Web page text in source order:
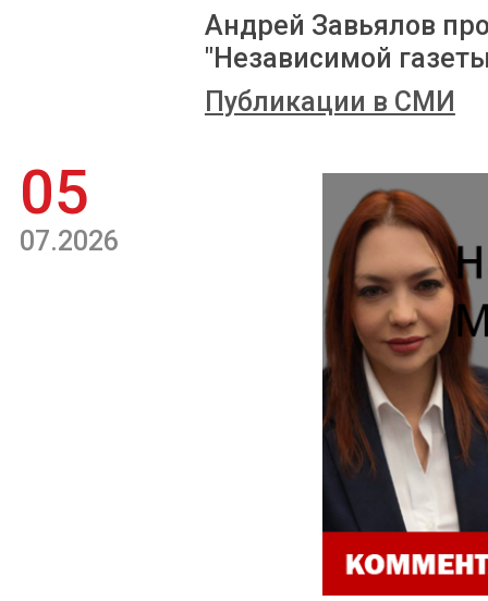
Андрей Завьялов
"Независимой
Публикации в СМИ
05
07.2026